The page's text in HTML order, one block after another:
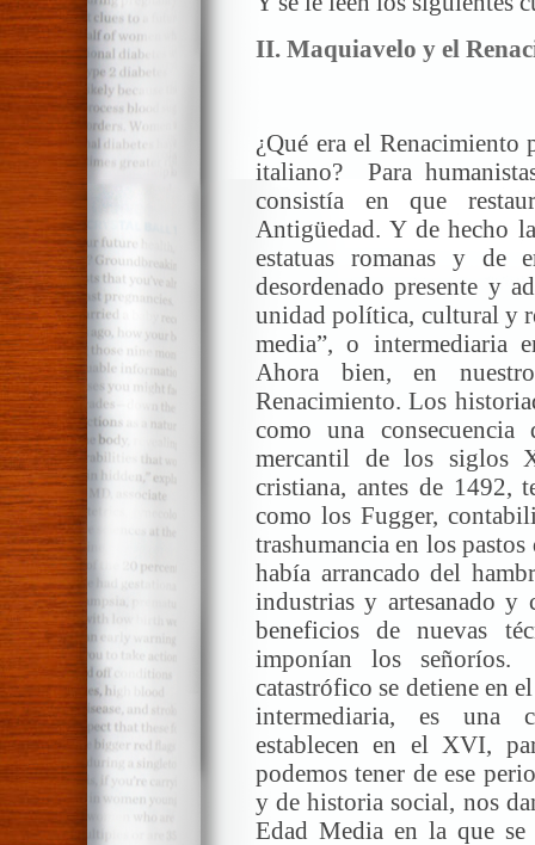
II. Maquiavelo y el
¿Qué era el
italiano? Para
consistía en que
Antigüedad. Y de hecho
estatuas romanas y de
desordenado presente y
unidad política, cultural y
media”, o intermediaria
Ahora bien, en
Renacimiento. Los
como una
mercantil de los siglos
cristiana, antes de 1492,
como los Fugger,
trashumancia en los
había arrancado del
industrias y artesanado y
beneficios de nuevas
imponían los
catastrófico se detiene en
intermediaria, es una
establecen en el XVI,
podemos tener de ese
y de historia social, nos
Edad Media en la que se